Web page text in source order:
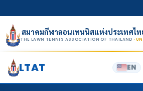
สมาคมกีฬาลอนเทนนิสแห่งประเทศไ
THE LAWN TENNIS ASSOCIATION OF THAILAND ·
LTAT EN